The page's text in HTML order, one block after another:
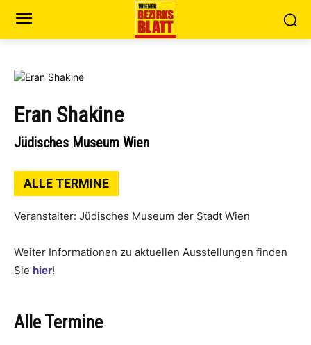
Eran Shakine
Jüdisches Museum Wien
ALLE TERMINE
Veranstalter: Jüdisches Museum der Stadt Wien
Weiter Informationen zu aktuellen Ausstellungen finden
Sie hier!
Alle Termine